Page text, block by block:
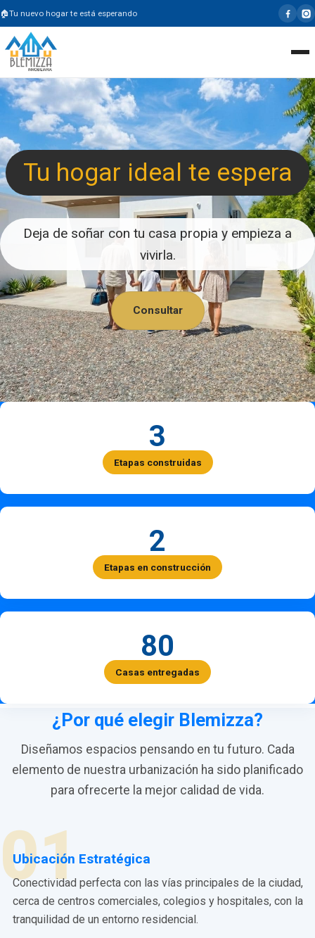
Tu nuevo hogar te está esperando
Tu hogar ideal te espera
Deja de soñar con tu casa propia y empieza a
vivirla.
Consultar
3
Etapas construidas
2
Etapas en construcción
80
Casas entregadas
¿Por qué elegir Blemizza?
Diseñamos espacios pensando en tu futuro. Cada
elemento de nuestra urbanización ha sido planificado
para ofrecerte la mejor calidad de vida.
01
Ubicación Estratégica
Conectividad perfecta con las vías principales de la ciudad,
cerca de centros comerciales, colegios y hospitales, con la
tranquilidad de un entorno residencial.